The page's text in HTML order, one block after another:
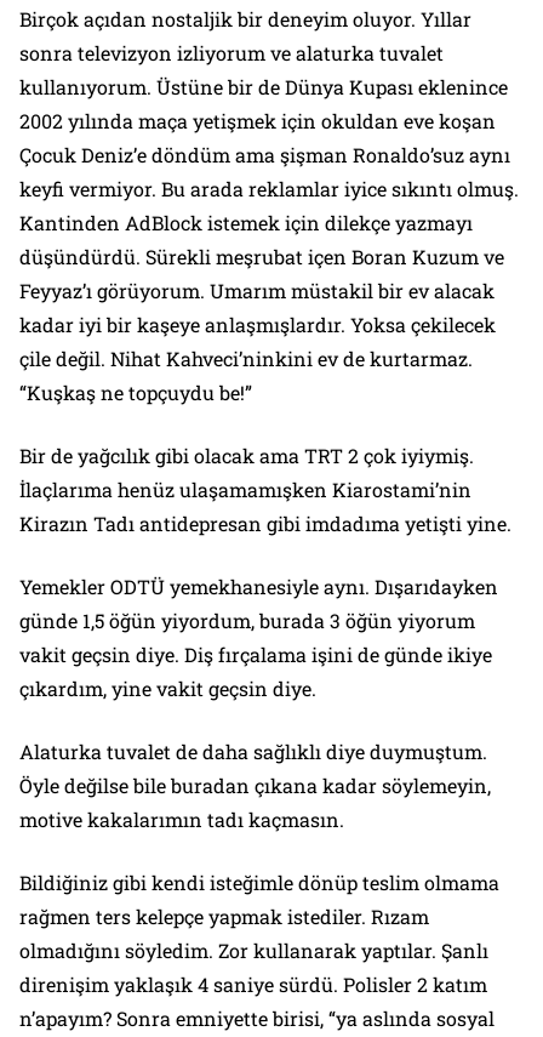
Birçok açıdan nostaljik bir deneyim oluyor. Yıllar
sonra televizyon izliyorum ve alaturka tuvalet
kullanıyorum. Üstüne bir de Dünya Kupası eklenince
2002 yılında maça yetişmek için okuldan eve koşan
Çocuk Deniz’e döndüm ama şişman Ronaldo’suz aynı
keyfi vermiyor. Bu arada reklamlar iyice sıkıntı olmuş.
Kantinden AdBlock istemek için dilekçe yazmayı
düşündürdü. Sürekli meşrubat içen Boran Kuzum ve
Feyyaz’ı görüyorum. Umarım müstakil bir ev alacak
kadar iyi bir kaşeye anlaşmışlardır. Yoksa çekilecek
çile değil. Nihat Kahveci’ninkini ev de kurtarmaz.
“Kuşkaş ne topçuydu be!”
Bir de yağcılık gibi olacak ama TRT 2 çok iyiymiş.
İlaçlarıma henüz ulaşamamışken Kiarostami’nin
Kirazın Tadı antidepresan gibi imdadıma yetişti yine.
Yemekler ODTÜ yemekhanesiyle aynı. Dışarıdayken
günde 1,5 öğün yiyordum, burada 3 öğün yiyorum
vakit geçsin diye. Diş fırçalama işini de günde ikiye
çıkardım, yine vakit geçsin diye.
Alaturka tuvalet de daha sağlıklı diye duymuştum.
Öyle değilse bile buradan çıkana kadar söylemeyin,
motive kakalarımın tadı kaçmasın.
Bildiğiniz gibi kendi isteğimle dönüp teslim olmama
rağmen ters kelepçe yapmak istediler. Rızam
olmadığını söyledim. Zor kullanarak yaptılar. Şanlı
direnişim yaklaşık 4 saniye sürdü. Polisler 2 katım
n’apayım? Sonra emniyette birisi, “ya aslında sosyal